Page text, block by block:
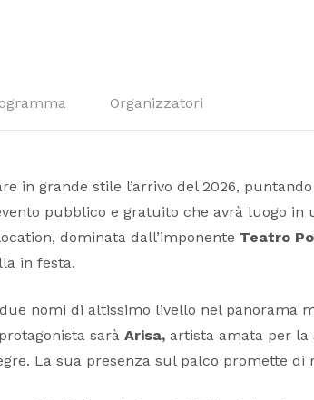
Organizzatori
in grande stile l’arrivo del 2026,
pubblico e gratuito che avrà luogo
dominata dall’imponente Teatro
in festa.
nomi di altissimo livello nel
sarà Arisa, artista amata per la
La sua presenza sul palco promette